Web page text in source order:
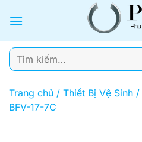
qua
dung
Tìm
kiếm:
Trang chủ / Thiết Bị Vệ Sinh /
BFV-17-7C